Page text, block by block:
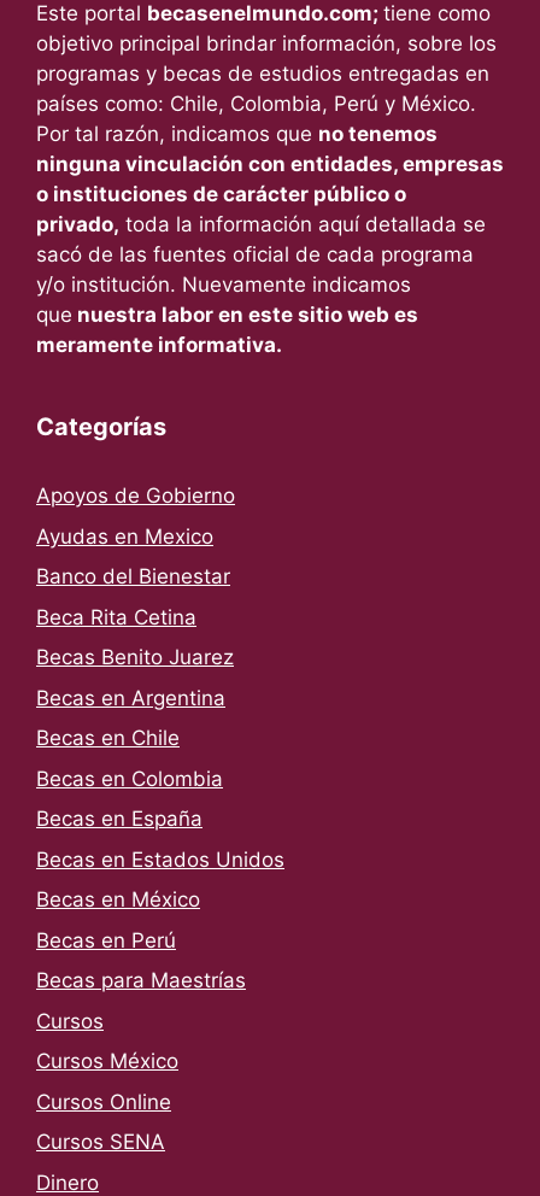
Este portal becasenelmundo.com; tiene como
objetivo principal brindar información, sobre los
programas y becas de estudios entregadas en
países como: Chile, Colombia, Perú y México.
Por tal razón, indicamos que no tenemos
ninguna vinculación con entidades, empresas
o instituciones de carácter público o
privado, toda la información aquí detallada se
sacó de las fuentes oficial de cada programa
y/o institución. Nuevamente indicamos
que nuestra labor en este sitio web es
meramente informativa.
Categorías
Apoyos de Gobierno
Ayudas en Mexico
Banco del Bienestar
Beca Rita Cetina
Becas Benito Juarez
Becas en Argentina
Becas en Chile
Becas en Colombia
Becas en España
Becas en Estados Unidos
Becas en México
Becas en Perú
Becas para Maestrías
Cursos
Cursos México
Cursos Online
Cursos SENA
Dinero